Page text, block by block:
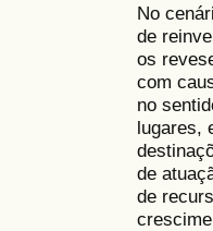
No
de
os
com
no
lugares,
de
de